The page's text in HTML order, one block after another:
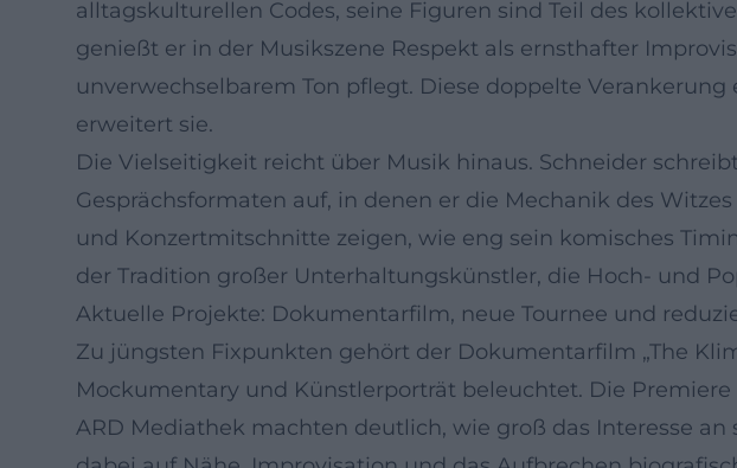
alltagskulturellen Codes, seine Figuren sind Teil des
genießt er in der Musikszene Respekt als ernsthafter
unverwechselbarem Ton pflegt. Diese doppelte
erweitert sie.
Die Vielseitigkeit reicht über Musik hinaus. Schneider
Gesprächsformaten auf, in denen er die Mechanik des
und Konzertmitschnitte zeigen, wie eng sein komisches
der Tradition großer Unterhaltungskünstler, die Hoch- und
Aktuelle Projekte: Dokumentarfilm, neue Tournee und
Zu jüngsten Fixpunkten gehört der Dokumentarfilm „The
Mockumentary und Künstlerporträt beleuchtet. Die
ARD Mediathek machten deutlich, wie groß das Interesse